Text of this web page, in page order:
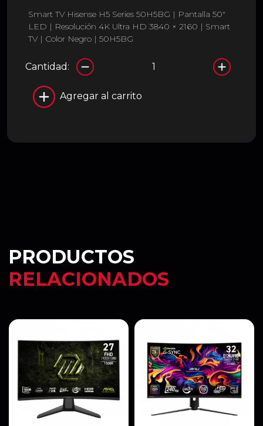
Smart TV Hisense H5 Series 50H5BG | Pantalla 50"
LED | Resolución 4K Ultra HD 3840 × 2160 | Smart
TV | Color Negro | 50H5BG
Cantidad:
Agregar al carrito
PRODUCTOS
RELACIONADOS